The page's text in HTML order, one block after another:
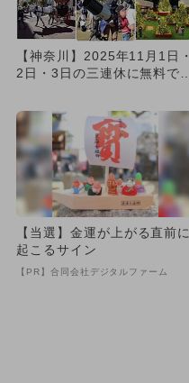
【神奈川】2025年11月1日・
2日・3日の三連休に無料で楽
【当選】金運が上がる直前に
起こるサイン
【PR】合同会社デジタルファーム